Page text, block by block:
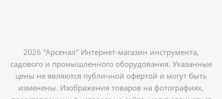
2026 "Арсенал" Интернет-магазин инструмента,
садового и промышленного оборудования. Указанные
цены не являются публичной офертой и могут быть
изменены. Изображения товаров на фотографиях,